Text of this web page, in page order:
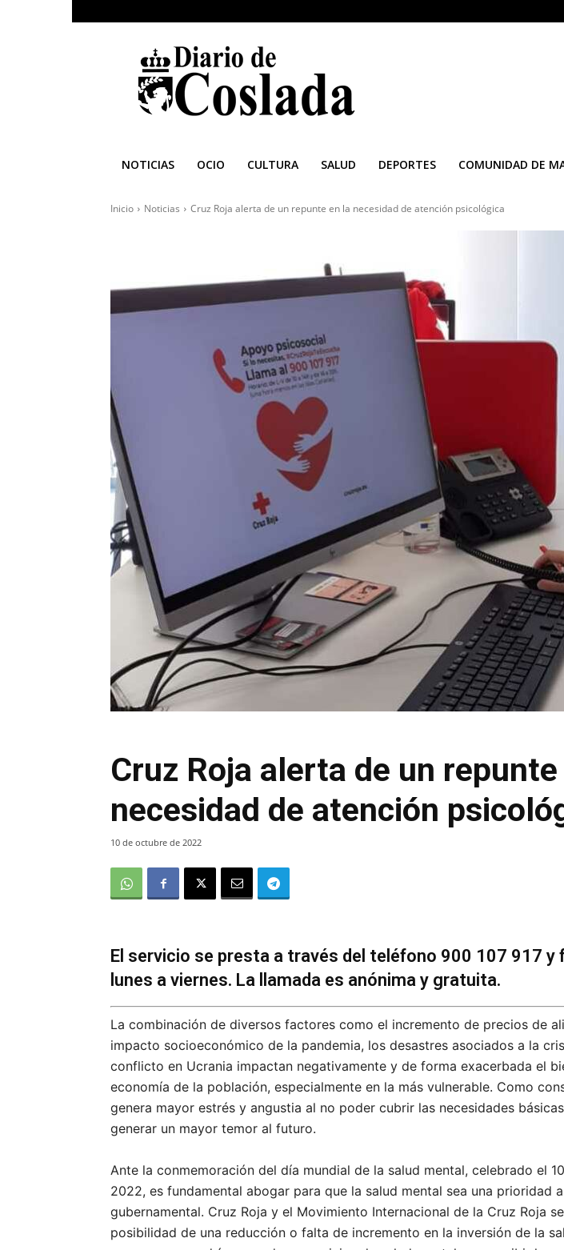
Diario
de
Coslada
NOTICIAS OCIO CULTURA SALUD DEPORTES COMUNIDAD DE
Inicio Noticias Cruz Roja alerta de un repunte en la necesidad de atención psicológica
Cruz Roja alerta de un
necesidad de atención
10 de octubre de 2022
El servicio se presta a través del teléfono 900 107 917 y
lunes a viernes. La llamada es anónima y gratuita.
La combinación de diversos factores como el incremento de precios de
impacto socioeconómico de la pandemia, los desastres asociados a la
conflicto en Ucrania impactan negativamente y de forma exacerbada el
economía de la población, especialmente en la más vulnerable. Como
genera mayor estrés y angustia al no poder cubrir las necesidades
generar un mayor temor al futuro.
Ante la conmemoración del día mundial de la salud mental, celebrado el
2022, es fundamental abogar para que la salud mental sea una prioridad
gubernamental. Cruz Roja y el Movimiento Internacional de la Cruz Roja
posibilidad de una reducción o falta de incremento en la inversión de la